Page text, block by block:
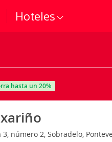
Hoteles
hasta un 20%
3, número 2, Sobradelo,